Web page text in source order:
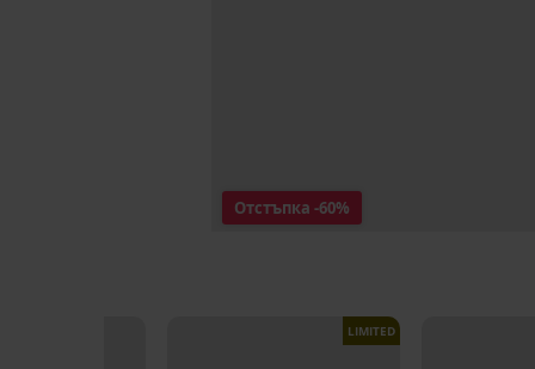
Отстъпка -60%
LIMITED